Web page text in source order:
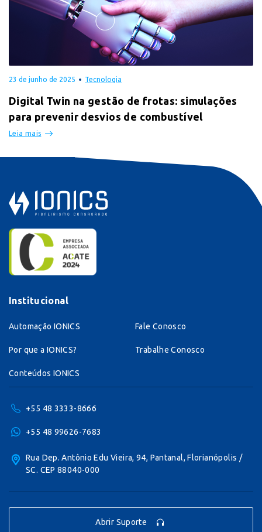
23 de junho de 2025 Tecnologia
Digital Twin na gestão de frotas: simulações
para prevenir desvios de combustível
Leia mais
Institucional
Automação IONICS
Por que a IONICS?
Conteúdos IONICS
Fale Conosco
Trabalhe Conosco
+55 48 3333-8666
+55 48 99626-7683
Rua Dep. Antônio Edu Vieira, 94, Pantanal, Florianópolis /
SC. CEP 88040-000
Abrir Suporte